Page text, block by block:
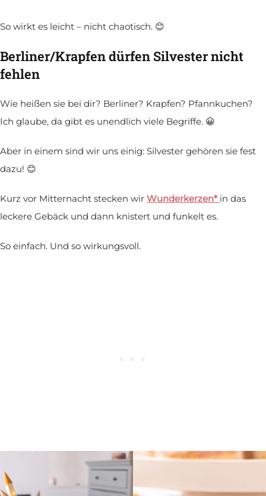
So wirkt es leicht – nicht chaotisch. 😊
Berliner/Krapfen dürfen Silvester nicht
fehlen
Wie heißen sie bei dir? Berliner? Krapfen? Pfannkuchen?
Ich glaube, da gibt es unendlich viele Begriffe. 😀
Aber in einem sind wir uns einig: Silvester gehören sie fest
dazu! 😊
Kurz vor Mitternacht stecken wir Wunderkerzen* in das
leckere Gebäck und dann knistert und funkelt es.
So einfach. Und so wirkungsvoll.